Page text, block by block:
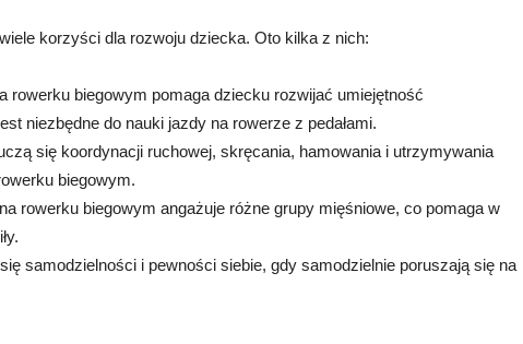
korzyści dla rozwoju dziecka. Oto kilka z nich:
rowerku biegowym pomaga dziecku rozwijać umiejętność
niezbędne do nauki jazdy na rowerze z pedałami.
się koordynacji ruchowej, skręcania, hamowania i utrzymywania
biegowym.
rowerku biegowym angażuje różne grupy mięśniowe, co pomaga w
samodzielności i pewności siebie, gdy samodzielnie poruszają się na